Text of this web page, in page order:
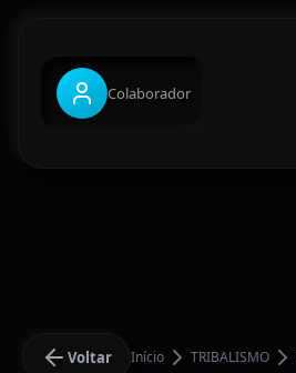
Colaborador
Voltar Início TRIBALISMO